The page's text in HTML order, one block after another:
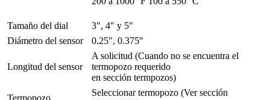
Tamaño del dial
3″, 4″ y 5″
Diámetro del sensor
0.25″, 0.375″
Longitud del sensor
A solicitud (Cuando no se encuentra el
termopozo requerido
en sección termpozos)
Seleccionar termopozo (Ver sección